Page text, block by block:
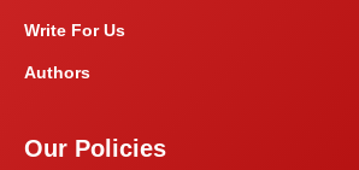
Write For Us
Authors
Our Policies